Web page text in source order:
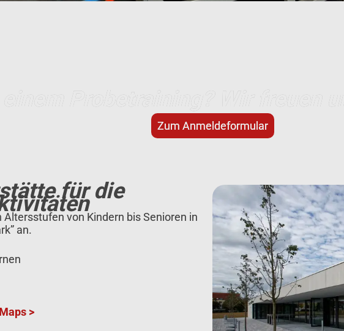
Zum Anmeldeformular
für die
von Kindern bis Senioren in
an.
>